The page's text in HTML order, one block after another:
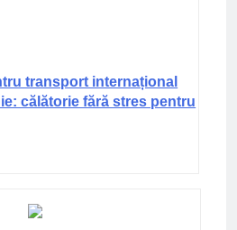
transport internațional
călătorie fără stres pentru